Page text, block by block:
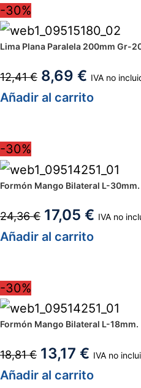
-30%
Lima Plana Paralela 200mm Gr-
12,41€ 8,69 € IVA no
Añadir al carrito
-30%
Formón Mango Bilateral L-30mm.
24,36€ 17,05 € IVA no
Añadir al carrito
-30%
Formón Mango Bilateral L-18mm.
18,81€ 13,17 € IVA no
Añadir al carrito